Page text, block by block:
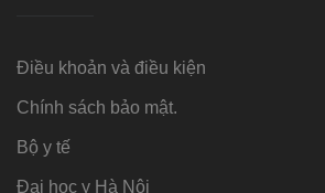
Điều khoản và điều kiện
Chính sách bảo mật.
Bộ y tế
Đại học y Hà Nội